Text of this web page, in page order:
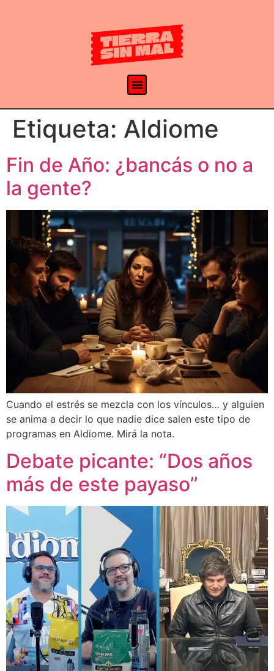
Etiqueta: Aldiome
Fin de Año: ¿bancás o no a
la gente?
Cuando el estrés se mezcla con los vínculos… y alguien
se anima a decir lo que nadie dice salen este tipo de
programas en Aldiome. Mirá la nota.
Debate picante: “Dos años
más de este payaso”